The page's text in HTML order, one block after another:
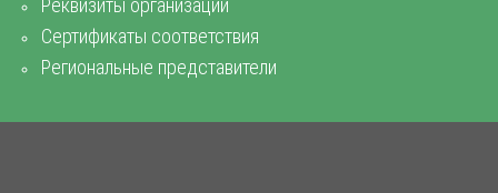
Реквизиты организации
Сертификаты соответствия
Региональные представители